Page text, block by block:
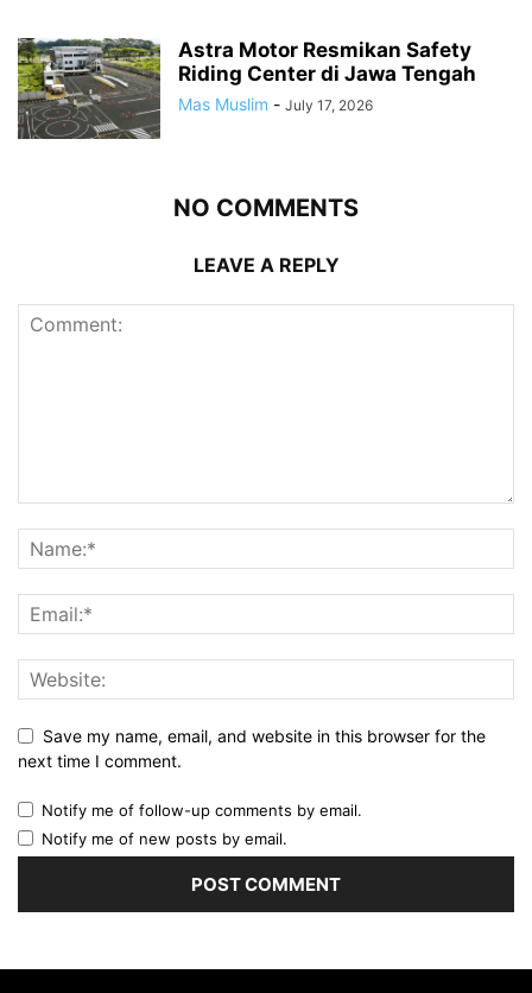
Astra Motor Resmikan Safety
Riding Center di Jawa Tengah
Mas Muslim - July 17, 2026
NO COMMENTS
LEAVE A REPLY
Save my name, email, and website in this browser for the
next time I comment.
Notify me of follow-up comments by email.
Notify me of new posts by email.